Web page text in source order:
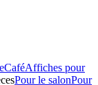
CaféAffiches pour
Pour le salonPour